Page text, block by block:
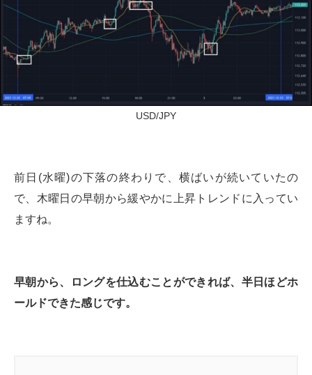
USD/JPY
前日(水曜)の下落の終わりで、横ばいが続いていたの
で、木曜日の早朝から緩やかに上昇トレンドに入ってい
ますね。
早朝から、ロングを仕込むことができれば、半日ほどホ
ールドできた感じです。